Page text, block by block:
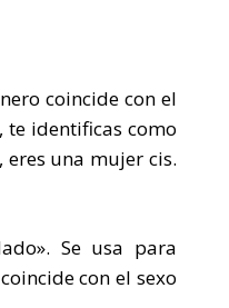
coincide con el
te identificas como
una mujer cis.
Se usa para
con el sexo